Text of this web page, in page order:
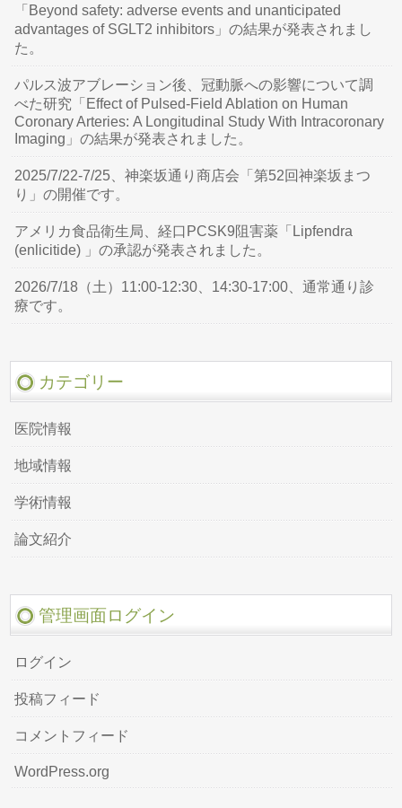
「Beyond safety: adverse events and unanticipated
advantages of SGLT2 inhibitors」の結果が発表されまし
た。
パルス波アブレーション後、冠動脈への影響について調
べた研究「Effect of Pulsed-Field Ablation on Human
Coronary Arteries: A Longitudinal Study With Intracoronary
Imaging」の結果が発表されました。
2025/7/22-7/25、神楽坂通り商店会「第52回神楽坂まつ
り」の開催です。
アメリカ食品衛生局、経口PCSK9阻害薬「Lipfendra
(enlicitide) 」の承認が発表されました。
2026/7/18（土）11:00-12:30、14:30-17:00、通常通り診
療です。
カテゴリー
医院情報
地域情報
学術情報
論文紹介
管理画面ログイン
ログイン
投稿フィード
コメントフィード
WordPress.org